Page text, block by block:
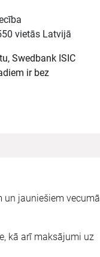
vietās Latvijā
Swedbank ISIC
ir bez
un jauniešiem vecumā
kā arī maksājumi uz